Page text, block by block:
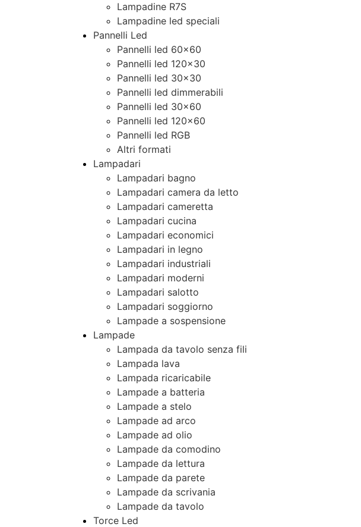
Lampadine R7S
Lampadine led speciali
Pannelli Led
Pannelli led 60×60
Pannelli led 120×30
Pannelli led 30×30
Pannelli led dimmerabili
Pannelli led 30×60
Pannelli led 120×60
Pannelli led RGB
Altri formati
Lampadari
Lampadari bagno
Lampadari camera da letto
Lampadari cameretta
Lampadari cucina
Lampadari economici
Lampadari in legno
Lampadari industriali
Lampadari moderni
Lampadari salotto
Lampadari soggiorno
Lampade a sospensione
Lampade
Lampada da tavolo senza fili
Lampada lava
Lampada ricaricabile
Lampade a batteria
Lampade a stelo
Lampade ad arco
Lampade ad olio
Lampade da comodino
Lampade da lettura
Lampade da parete
Lampade da scrivania
Lampade da tavolo
Torce Led